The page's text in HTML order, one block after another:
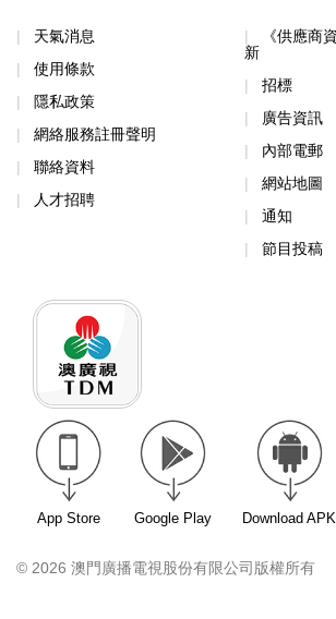
天氣消息
使用條款
隱私政策
網絡服務註冊聲明
聯絡資料
人才招聘
《供應商
新
招標
廣告資訊
內部電郵
網站地圖
通知
節目投稿
App Store Google Play Download APK
© 2026 澳門廣播電視股份有限公司版權所有